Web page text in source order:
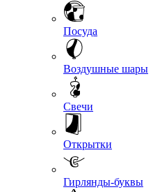
Посуда
Воздушные шары
Свечи
Открытки
Гирлянды-буквы